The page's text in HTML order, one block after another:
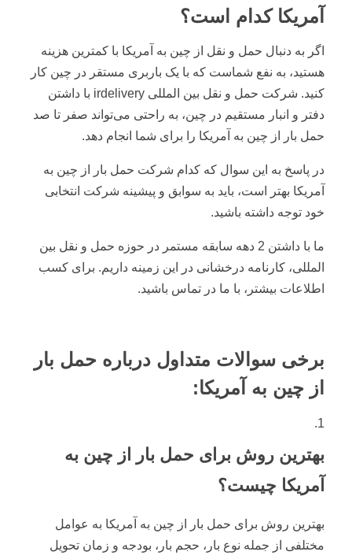
آمریکا کدام است؟
اگر به دنبال حمل و نقل از چین به آمریکا با کمترین هزینه
هستید، به نفع شماست که با یک باربری مستقر در چین کار
کنید. شرکت حمل و نقل بین المللی irdelivery با داشتن
دفتر و انبار مستقیم در چین، به راحتی می‌تواند صفر تا صد
حمل بار از چین به آمریکا را برای شما انجام دهد.
در پاسخ به این سوال که کدام شرکت حمل بار از چین به
آمریکا بهتر است، باید به سوابق و پیشینه شرکت انتخابی
خود توجه داشته باشید.
ما با داشتن 2 دهه سابقه مستمر در حوزه حمل و نقل بین
المللی، کارنامه درخشانی در این زمینه داریم. برای کسب
اطلاعات بیشتر، با ما در تماس باشید.
برخی سوالات متداول درباره حمل بار
از چین به آمریکا:
بهترین روش برای حمل بار از چین به
آمریکا چیست؟
بهترین روش برای حمل بار از چین به آمریکا به عوامل
مختلفی از جمله نوع بار، حجم بار، بودجه و زمان تحویل